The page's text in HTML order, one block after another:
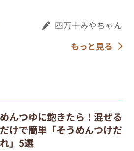
四万十みやちゃん
もっと見る
めんつゆに飽きたら！混ぜる
だけで簡単「そうめんつけだ
れ」5選